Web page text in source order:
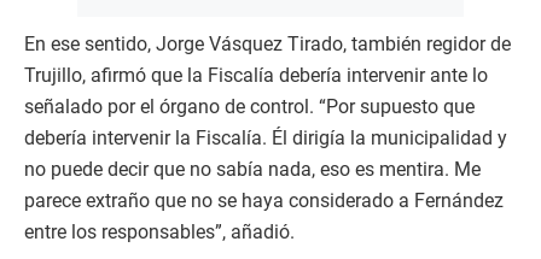
En ese sentido, Jorge Vásquez Tirado, también regidor de
Trujillo, afirmó que la Fiscalía debería intervenir ante lo
señalado por el órgano de control. “Por supuesto que
debería intervenir la Fiscalía. Él dirigía la municipalidad y
no puede decir que no sabía nada, eso es mentira. Me
parece extraño que no se haya considerado a Fernández
entre los responsables”, añadió.